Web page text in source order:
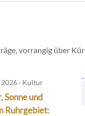
vorrangig über
· Kultur
Sonne und
Ruhrgebiet: